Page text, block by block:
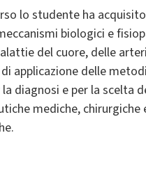
lo studente ha
biologici e
del cuore, delle
applicazione delle
diagnosi e per la scelta
mediche, chirurgiche